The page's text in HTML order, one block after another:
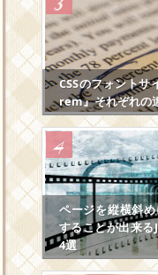
CSSのフォント
rem』それぞれの
ページを縦横斜
することが出来
4選